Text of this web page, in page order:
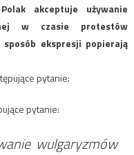
akceptuje używanie
w czasie protestów
sposób ekspresji popierają
pytanie:
pytanie:
wulgaryzmów